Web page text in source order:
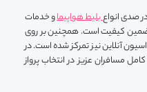
صدی انواعبلیط‌ هواپیماو خدمات
کیفیت است. همچنین بر روی
آنلاین نیز تمرکز شده است. در
مسافران عزیز در انتخاب پرواز